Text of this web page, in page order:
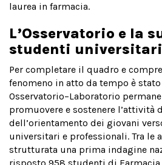
laurea in farmacia.
L’Osservatorio e la
studenti universitari
Per completare il quadro e
fenomeno in atto da tempo è
Osservatorio–Laboratorio
promuovere e sostenere l’attività
dell’orientamento dei giovani
universitari e professionali. Tra le
strutturata una prima indagine